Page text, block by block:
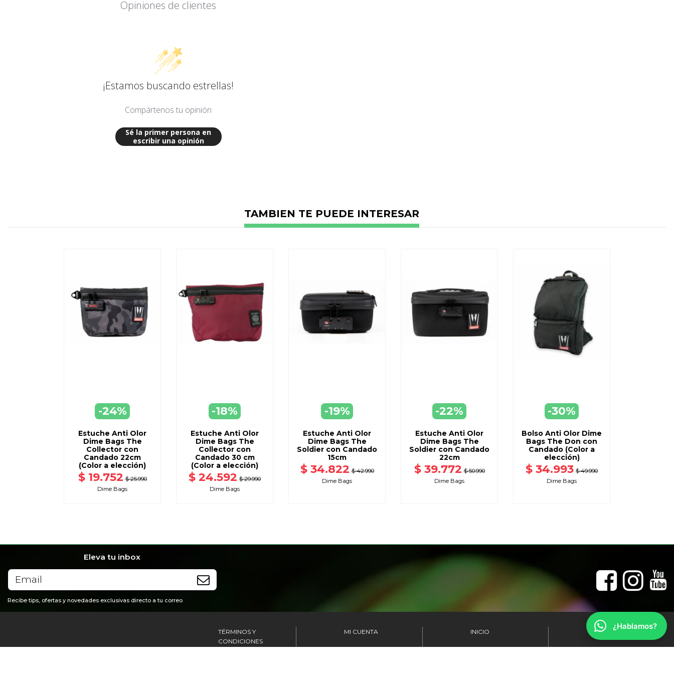
Opiniones de clientes
¡Estamos buscando estrellas!
Compártenos tu opinión
Sé la primer persona en
escribir una opinión
TAMBIEN TE PUEDE INTERESAR
-24%
AGREGAR
A CARRO
Estuche Anti Olor
Dime Bags The
Collector con
Candado 22cm
(Color a elección)
$ 19.752 $ 25.990
Dime Bags
-18%
AGREGAR
A CARRO
Estuche Anti Olor
Dime Bags The
Collector con
Candado 30 cm
(Color a elección)
$ 24.592 $ 29.990
Dime Bags
-19%
AGREGAR
A CARRO
Estuche Anti Olor
Dime Bags The
Soldier con Candado
15cm
$ 34.822 $ 42.990
Dime Bags
-22%
AGREGAR
A CARRO
Estuche Anti Olor
Dime Bags The
Soldier con Candado
22cm
$ 39.772 $ 50.990
Dime Bags
-30%
AGREGAR
A CARRO
Bolso Anti Olor Dime
Bags The Don con
Candado (Color a
elección)
$ 34.993 $ 49.990
Dime Bags
Eleva tu inbox
Recibe tips, ofertas y novedades exclusivas directo a tu correo
TÉRMINOS Y
CONDICIONES
MI CUENTA
MIS PEDIDOS
INICIO
KITS
CONTACTOS
¿Hablamos?